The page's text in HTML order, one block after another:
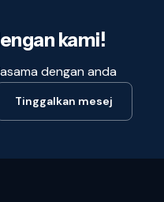
kami!
dengan anda
Tinggalkan mesej